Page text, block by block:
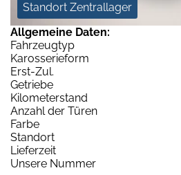
Standort Zentrallager
Allgemeine Daten:
Fahrzeugtyp
Karosserieform
Erst-Zul.
Getriebe
Kilometerstand
Anzahl der Türen
Farbe
Standort
Lieferzeit
Unsere Nummer